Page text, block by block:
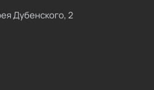
Дубенского, 2